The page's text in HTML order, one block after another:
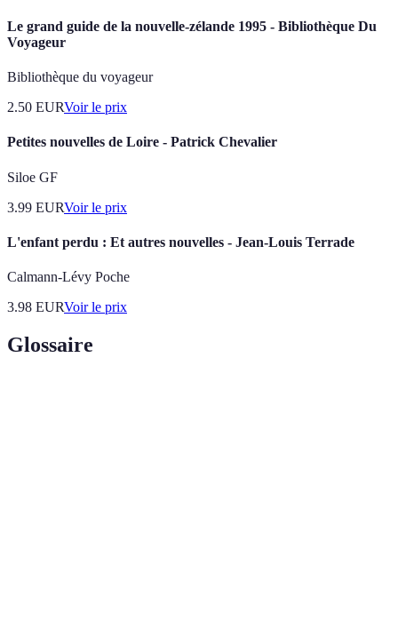
Le grand guide de la nouvelle-zélande 1995 - Bibliothèque Du
Voyageur
Bibliothèque du voyageur
2.50 EURVoir le prix
Petites nouvelles de Loire - Patrick Chevalier
Siloe GF
3.99 EURVoir le prix
L'enfant perdu : Et autres nouvelles - Jean-Louis Terrade
Calmann-Lévy Poche
3.98 EURVoir le prix
Glossaire